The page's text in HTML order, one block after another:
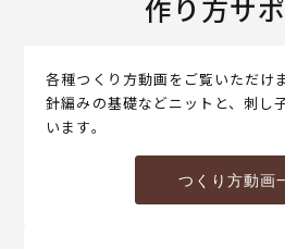
作り方サ
各種つくり方動画をご覧いただけ
針編みの基礎などニットと、刺し
います。
つくり方動画